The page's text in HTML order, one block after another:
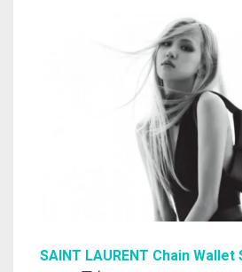
SAINT LAURENT Chain